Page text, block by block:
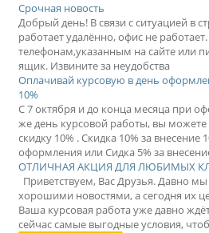
Срочная новость
Добрый день! В связи с ситуацией в
работает удалённо, офис не
телефонам,указанным на сайте или
ящик. Извините за неудобства
Оплачивай курсовую в день
10%
С 7 октября и до конца месяца при
же день курсовой работы, вы
скидку 10% . Скидка 10% за внесение
оформления или Сидка 5% за
ОТЛИЧНАЯ АКЦИЯ ДЛЯ ЛЮБИМЫХ
Приветствуем, Вас Друзья. Давно
хорошими новостями, а сегодня их
Ваша курсовая работа уже давно
сейчас самые выгодные условия,